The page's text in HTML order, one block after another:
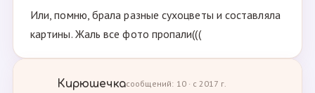
Или, помню, брала разные сухоцветы и составляла
картины. Жаль все фото пропали(((
Кирюшечкасообщений: 10 · с 2017 г.